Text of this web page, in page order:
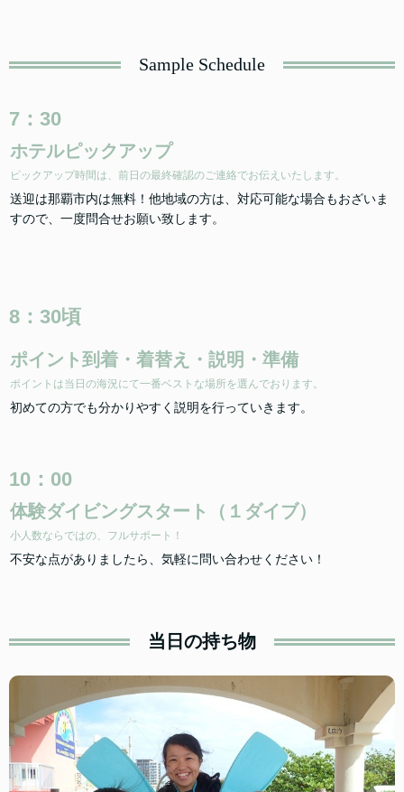
Sample Schedule
7：30
ホテルピックアップ
ピックアップ時間は、前日の最終確認のご連絡でお伝えいたします。
送迎は那覇市内は無料！他地域の方は、対応可能な場合もおざいま
すので、一度問合せお願い致します。
8：30頃
ポイント到着・着替え・説明・準備
ポイントは当日の海況にて一番ベストな場所を選んでおります。
初めての方でも分かりやすく説明を行っていきます。
10：00
体験ダイビングスタート（１ダイブ）
小人数ならではの、フルサポート！
不安な点がありましたら、気軽に問い合わせください！
当日の持ち物